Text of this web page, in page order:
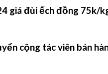
giá đùi ếch đồng 75k/
cộng tác viên bán